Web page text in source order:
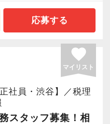
けているのは、何で
人一人の考え方を尊
たいと思っていま
組織にしていきたい
弥生会計・達人。他
も活用しています。
も対応しています。
環境で、ご自身のキ
！
方は、勉強しながら
知識を最大限に活か
ください。
いて詳しくお伺いし担
決めていく所存で
います】
ベートの時間を大切
確保したい方。
のため、税理士試験に
会計事務所業務経験
応募する
favorite
マイリスト
社員・渋谷】／税理
スタッフ募集！相